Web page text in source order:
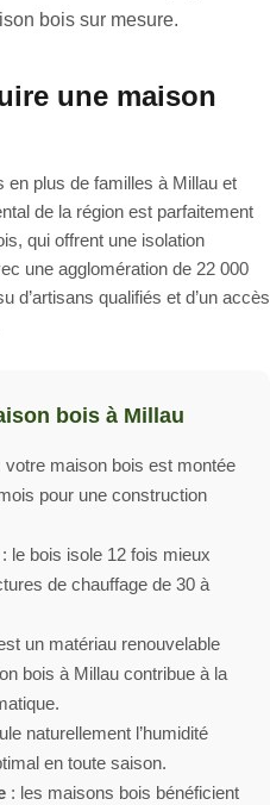
bois sur mesure.
une maison
en plus de familles à Millau et
de la région est parfaitement
qui offrent une isolation
une agglomération de 22 000
d’artisans qualifiés et d’un accès
bois à Millau
votre maison bois est montée
pour une construction
: le bois isole 12 fois mieux
de chauffage de 30 à
un matériau renouvelable
bois à Millau contribue à la
naturellement l’humidité
en toute saison.
: les maisons bois bénéficient